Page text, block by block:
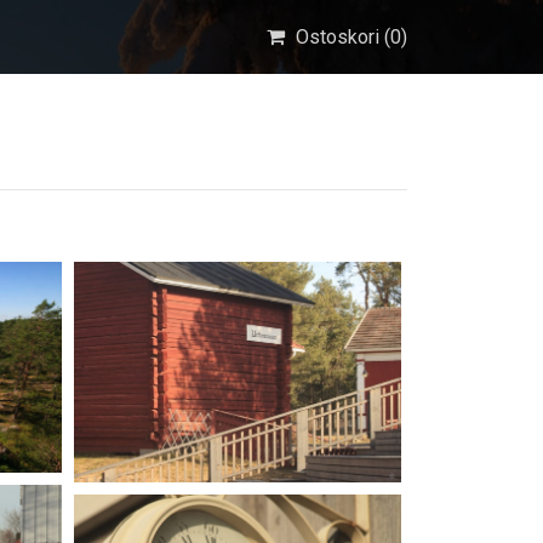
Ostoskori (0)